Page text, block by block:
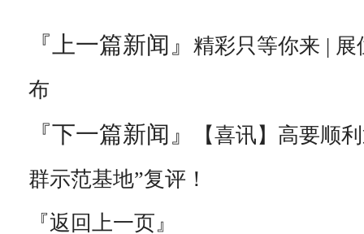
『上一篇新闻』 精彩只等你来 |
布
『下一篇新闻』
【喜讯】高要顺
群示范基地”复评！
『返回上一页』